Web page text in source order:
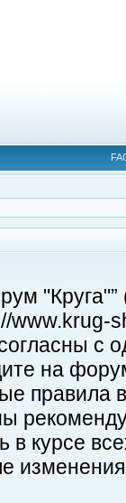
с
на
правила
в курсе